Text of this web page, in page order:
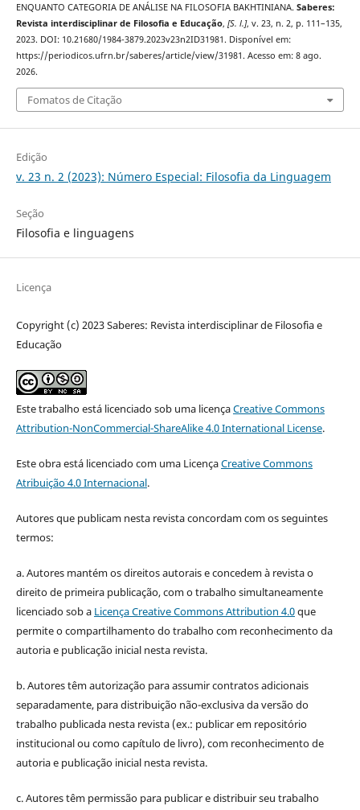
ENQUANTO CATEGORIA DE ANÁLISE NA FILOSOFIA BAKHTINIANA. Saberes:
Revista interdisciplinar de Filosofia e Educação, [S. l.], v. 23, n. 2, p. 111–135,
2023. DOI: 10.21680/1984-3879.2023v23n2ID31981. Disponível em:
https://periodicos.ufrn.br/saberes/article/view/31981. Acesso em: 8 ago.
2026.
Fomatos de Citação
Edição
v. 23 n. 2 (2023): Número Especial: Filosofia da Linguagem
Seção
Filosofia e linguagens
Licença
Copyright (c) 2023 Saberes: Revista interdisciplinar de Filosofia e
Educação
Este trabalho está licenciado sob uma licençaCreative Commons
Attribution-NonCommercial-ShareAlike 4.0 International License.
Este obra está licenciado com uma LicençaCreative Commons
Atribuição 4.0 Internacional.
Autores que publicam nesta revista concordam com os seguintes
termos:
a. Autores mantém os direitos autorais e concedem à revista o
direito de primeira publicação, com o trabalho simultaneamente
licenciado sob a Licença Creative Commons Attribution 4.0que
permite o compartilhamento do trabalho com reconhecimento da
autoria e publicação inicial nesta revista.
b. Autores têm autorização para assumir contratos adicionais
separadamente, para distribuição não-exclusiva da versão do
trabalho publicada nesta revista (ex.: publicar em repositório
institucional ou como capítulo de livro), com reconhecimento de
autoria e publicação inicial nesta revista.
c. Autores têm permissão para publicar e distribuir seu trabalho